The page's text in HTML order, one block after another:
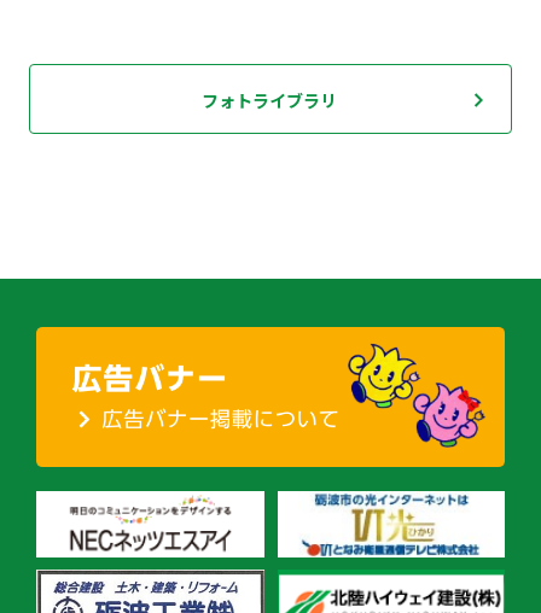
フォトライブラリ